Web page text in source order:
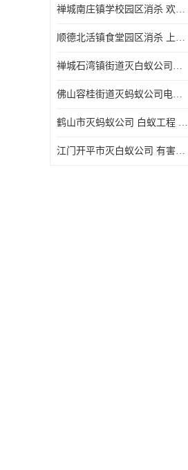
禅城南庄镇学校园区消杀 欢迎电话咨询 价格优惠
顺德北活镇食堂园区消杀 上门服务 确定方案
禅城石湾镇街道灭白蚁公司电话 病媒生物防治 上门服务 确定方案
佛山容桂街道灭蚂蚁公司电话 白蚁防治 上门服务 确定方案
鹤山市灭蚂蚁公司 白蚁工程 欢迎电话咨询 价格优惠
江门开平市灭白蚁公司 有害生物防治 上门服务 确定方案